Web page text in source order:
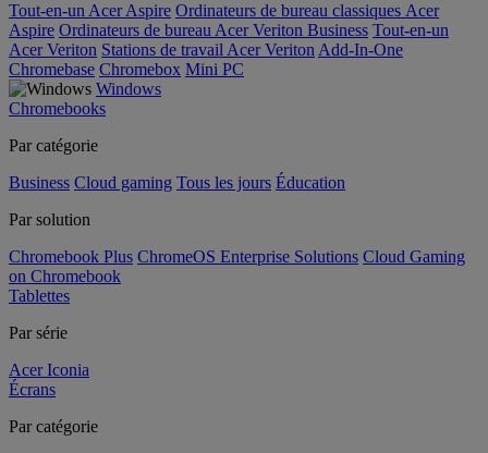
Tout-en-un Acer Aspire Ordinateurs de bureau classiques Acer
Aspire Ordinateurs de bureau Acer Veriton Business Tout-en-un
Acer Veriton Stations de travail Acer Veriton Add-In-One
Chromebase Chromebox Mini PC
Windows
Chromebooks
Par catégorie
Business Cloud gaming Tous les jours Éducation
Par solution
Chromebook Plus ChromeOS Enterprise Solutions Cloud Gaming
on Chromebook
Tablettes
Par série
Acer Iconia
Écrans
Par catégorie